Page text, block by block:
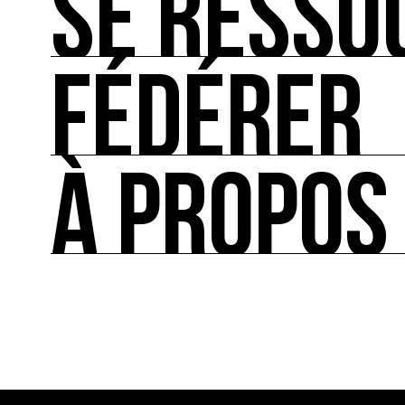
SE
SE RESSOURCER
Les ressources théoriques et inspirantes sur
FÉDÉRER
FÉDÉRER
Le répertoire des acteurs de l’écologie
À PROPOS